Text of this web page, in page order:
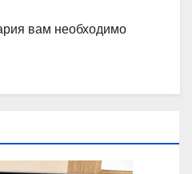
вам необходимо